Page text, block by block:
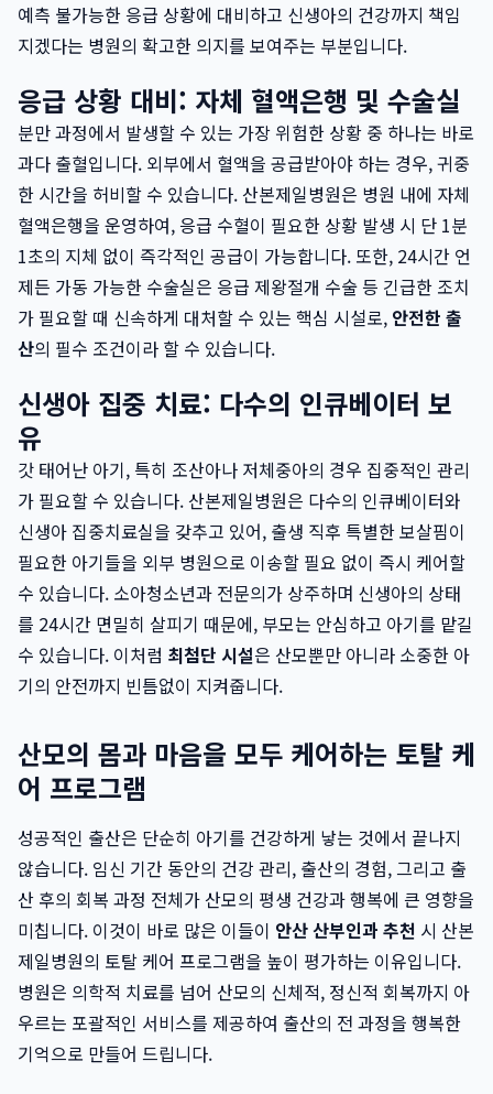
예측 불가능한 응급 상황에 대비하고 신생아의 건강까지 책임
지겠다는 병원의 확고한 의지를 보여주는 부분입니다.
응급 상황 대비: 자체 혈액은행 및 수술실
분만 과정에서 발생할 수 있는 가장 위험한 상황 중 하나는 바로
과다 출혈입니다. 외부에서 혈액을 공급받아야 하는 경우, 귀중
한 시간을 허비할 수 있습니다. 산본제일병원은 병원 내에 자체
혈액은행을 운영하여, 응급 수혈이 필요한 상황 발생 시 단 1분
1초의 지체 없이 즉각적인 공급이 가능합니다. 또한, 24시간 언
제든 가동 가능한 수술실은 응급 제왕절개 수술 등 긴급한 조치
가 필요할 때 신속하게 대처할 수 있는 핵심 시설로, 안전한 출
산의 필수 조건이라 할 수 있습니다.
신생아 집중 치료: 다수의 인큐베이터 보
유
갓 태어난 아기, 특히 조산아나 저체중아의 경우 집중적인 관리
가 필요할 수 있습니다. 산본제일병원은 다수의 인큐베이터와
신생아 집중치료실을 갖추고 있어, 출생 직후 특별한 보살핌이
필요한 아기들을 외부 병원으로 이송할 필요 없이 즉시 케어할
수 있습니다. 소아청소년과 전문의가 상주하며 신생아의 상태
를 24시간 면밀히 살피기 때문에, 부모는 안심하고 아기를 맡길
수 있습니다. 이처럼 최첨단 시설은 산모뿐만 아니라 소중한 아
기의 안전까지 빈틈없이 지켜줍니다.
산모의 몸과 마음을 모두 케어하는 토탈 케
어 프로그램
성공적인 출산은 단순히 아기를 건강하게 낳는 것에서 끝나지
않습니다. 임신 기간 동안의 건강 관리, 출산의 경험, 그리고 출
산 후의 회복 과정 전체가 산모의 평생 건강과 행복에 큰 영향을
미칩니다. 이것이 바로 많은 이들이 안산 산부인과 추천 시 산본
제일병원의 토탈 케어 프로그램을 높이 평가하는 이유입니다.
병원은 의학적 치료를 넘어 산모의 신체적, 정신적 회복까지 아
우르는 포괄적인 서비스를 제공하여 출산의 전 과정을 행복한
기억으로 만들어 드립니다.